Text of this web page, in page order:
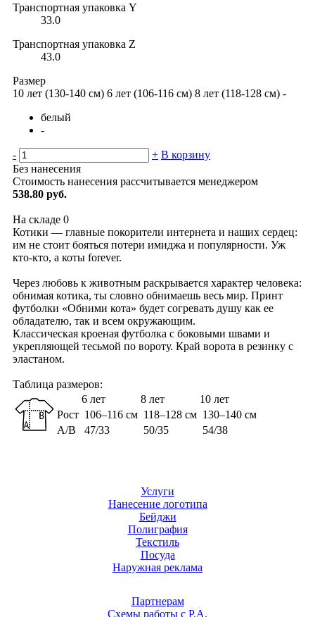
Транспортная упаковка Y
33.0
Транспортная упаковка Z
43.0
Размер
10 лет (130-140 см) 6 лет (106-116 см) 8 лет (118-128 см) -
белый
-
- + В корзину
Без нанесения
Стоимость нанесения рассчитывается менеджером
538.80 руб.
На складе 0
Котики — главные покорители интернета и наших сердец:
им не стоит бояться потери имиджа и популярности. Уж
кто-кто, а коты forever.
Через любовь к животным раскрывается характер человека:
обнимая котика, ты словно обнимаешь весь мир. Принт
футболки «Обними кота» будет согревать душу как ее
обладателю, так и всем окружающим.
Классическая кроеная футболка с боковыми швами и
укрепляющей тесьмой по вороту. Край ворота в резинку с
эластаном.
Таблица размеров:
6 лет
8 лет
10 лет
Рост 106–116 см 118–128 см 130–140 см
A/B
47/33 50/35 54/38
Услуги
Нанесение логотипа
Бейджи
Полиграфия
Текстиль
Посуда
Наружная реклама
Партнерам
Схемы работы с Р.А.